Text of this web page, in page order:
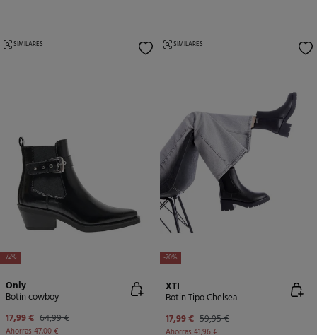
-72%
SIMILARES
Only
Botín cowboy
17,99 € 64,99 €
Ahorras 47,00 €
-70%
SIMILARES
XTI
Botin Tipo Chelsea
17,99 € 59,95 €
Ahorras 41,96 €